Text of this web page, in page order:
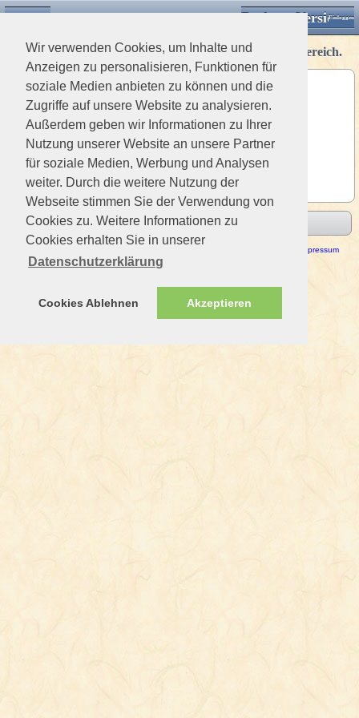
Wir verwenden Cookies, um Inhalte und
Anzeigen zu personalisieren, Funktionen für
soziale Medien anbieten zu können und die
Zugriffe auf unsere Website zu analysieren.
Außerdem geben wir Informationen zu Ihrer
Nutzung unserer Website an unsere Partner
für soziale Medien, Werbung und Analysen
weiter. Durch die weitere Nutzung der
Webseite stimmen Sie der Verwendung von
Cookies zu. Weitere Informationen zu
Cookies erhalten Sie in unserer
Datenschutzerklärung
Cookies Ablehnen Akzeptieren
Desktop VersionEinloggen
Nur registrierte Mitglieder haben Zugriff auf diesen Bereich.
Benutzername
angeneldet bleiben
Absenden
Impressum